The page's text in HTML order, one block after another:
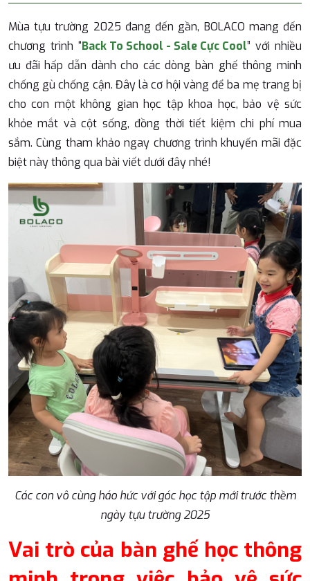
Mùa tựu trường 2025 đang đến gần, BOLACO mang đến
chương trình “Back To School - Sale Cực Cool” với nhiều
ưu đãi hấp dẫn dành cho các dòng bàn ghế thông minh
chống gù chống cận. Đây là cơ hội vàng để ba mẹ trang bị
cho con một không gian học tập khoa học, bảo vệ sức
khỏe mắt và cột sống, đồng thời tiết kiệm chi phí mua
sắm. Cùng tham khảo ngay chương trình khuyến mãi đặc
biệt này thông qua bài viết dưới đây nhé!
Các con vô cùng háo hức với góc học tập mới trước thềm
ngày tựu trường 2025
Vai trò của bàn ghế học thông